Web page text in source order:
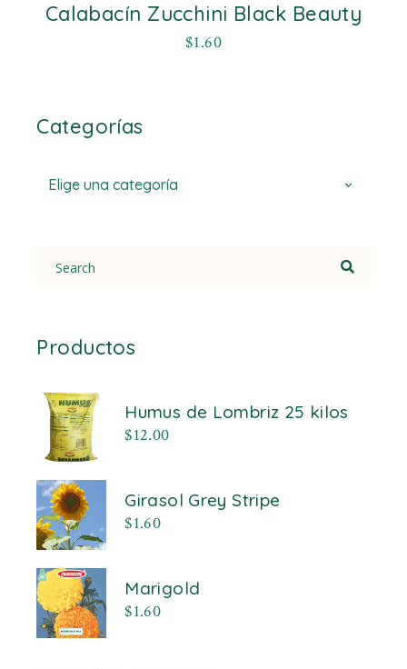
Calabacín Zucchini Black Beauty
$1.60
Categorías
Elige una categoría
for:
Productos
Humus de Lombriz 25 kilos
$12.00
Girasol Grey Stripe
$1.60
Marigold
$1.60